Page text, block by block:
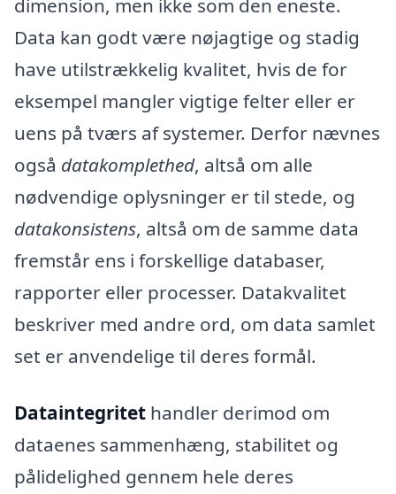
dimension, men ikke som den eneste.
Data kan godt være nøjagtige og stadig
have utilstrækkelig kvalitet, hvis de for
eksempel mangler vigtige felter eller er
uens på tværs af systemer. Derfor nævnes
også datakomplethed, altså om alle
nødvendige oplysninger er til stede, og
datakonsistens, altså om de samme data
fremstår ens i forskellige databaser,
rapporter eller processer. Datakvalitet
beskriver med andre ord, om data samlet
set er anvendelige til deres formål.
Dataintegritet handler derimod om
dataenes sammenhæng, stabilitet og
pålidelighed gennem hele deres